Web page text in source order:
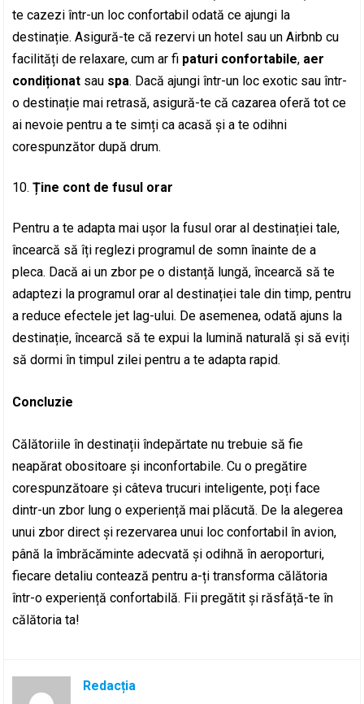
te cazezi într-un loc confortabil odată ce ajungi la
destinație. Asigură-te că rezervi un hotel sau un Airbnb cu
facilități de relaxare, cum ar fi paturi confortabile, aer
condiționat sau spa. Dacă ajungi într-un loc exotic sau într-
o destinație mai retrasă, asigură-te că cazarea oferă tot ce
ai nevoie pentru a te simți ca acasă și a te odihni
corespunzător după drum.
Ține cont de fusul orar
Pentru a te adapta mai ușor la fusul orar al destinației tale,
încearcă să îți reglezi programul de somn înainte de a
pleca. Dacă ai un zbor pe o distanță lungă, încearcă să te
adaptezi la programul orar al destinației tale din timp, pentru
a reduce efectele jet lag-ului. De asemenea, odată ajuns la
destinație, încearcă să te expui la lumină naturală și să eviți
să dormi în timpul zilei pentru a te adapta rapid.
Concluzie
Călătoriile în destinații îndepărtate nu trebuie să fie
neapărat obositoare și inconfortabile. Cu o pregătire
corespunzătoare și câteva trucuri inteligente, poți face
dintr-un zbor lung o experiență mai plăcută. De la alegerea
unui zbor direct și rezervarea unui loc confortabil în avion,
până la îmbrăcăminte adecvată și odihnă în aeroporturi,
fiecare detaliu contează pentru a-ți transforma călătoria
într-o experiență confortabilă. Fii pregătit și răsfăță-te în
călătoria ta!
Redacția